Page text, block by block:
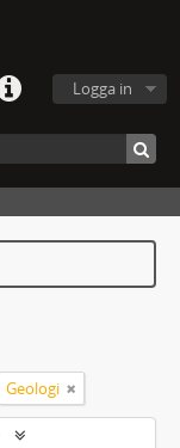
Logga in
Geologi